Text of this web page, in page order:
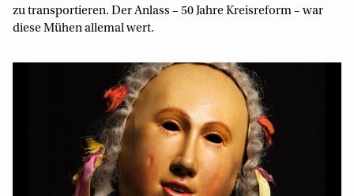
zu transportieren. Der Anlass – 50 Jahre Kreisreform – war
diese Mühen allemal wert.